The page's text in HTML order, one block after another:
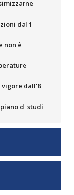
dal 1
non è
vigore dall'8
di studi